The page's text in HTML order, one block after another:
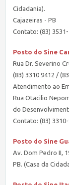
Cidadania).
Cajazeiras - PB
Contato: (83)
Posto do Sine
Rua Dr. Severino
(83) 3310 9412 /
Atendimento ao
Rua Otacilio
do
Contato: (83) 3310-
Posto do Sine
Av. Dom Pedro II,
PB. (Casa da